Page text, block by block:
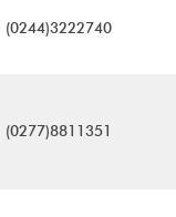
(0244)3222740
(0277)8811351